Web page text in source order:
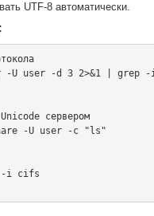
UTF-8 автоматически.
-U user -d 3 2>&1 | grep
сервером
-U user -c "ls"
-i cifs